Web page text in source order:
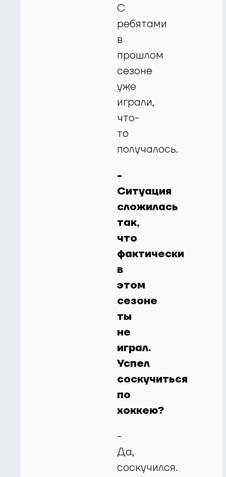
С
ребятами
в
прошлом
сезоне
уже
играли,
что-
то
получалось.
-
Ситуация
сложилась
так,
что
фактически
в
этом
сезоне
ты
не
играл.
Успел
соскучиться
по
хоккею?
-
Да,
соскучился.